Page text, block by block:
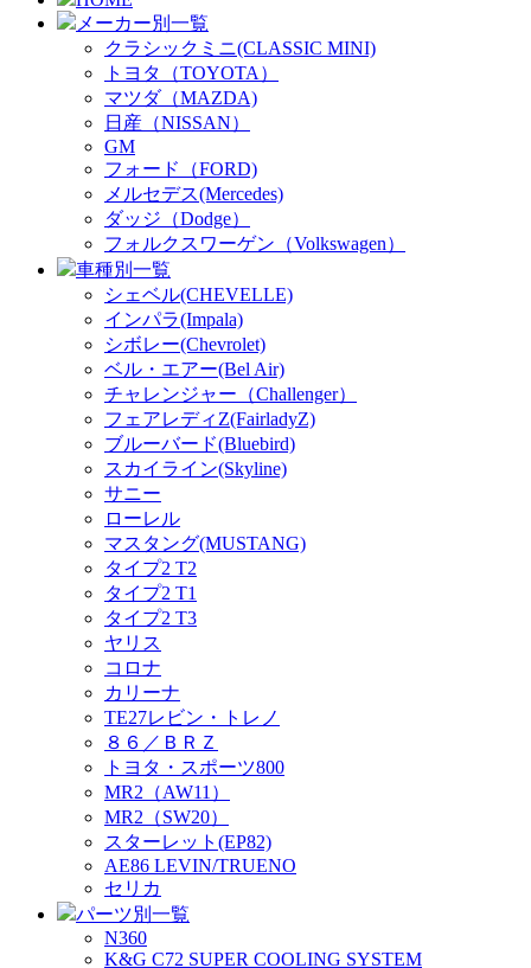
メーカー別一覧
クラシックミニ(CLASSIC MINI)
トヨタ（TOYOTA）
マツダ（MAZDA)
日産（NISSAN）
GM
フォード（FORD)
メルセデス(Mercedes)
ダッジ（Dodge）
フォルクスワーゲン（Volkswagen）
車種別一覧
シェベル(CHEVELLE)
インパラ(Impala)
シボレー(Chevrolet)
ベル・エアー(Bel Air)
チャレンジャー（Challenger）
フェアレディZ(FairladyZ)
ブルーバード(Bluebird)
スカイライン(Skyline)
サニー
ローレル
マスタング(MUSTANG)
タイプ2 T2
タイプ2 T1
タイプ2 T3
ヤリス
コロナ
カリーナ
TE27レビン・トレノ
８６／ＢＲＺ
トヨタ・スポーツ800
MR2（AW11）
MR2（SW20）
スターレット(EP82)
AE86 LEVIN/TRUENO
セリカ
パーツ別一覧
N360
K&G C72 SUPER COOLING SYSTEM